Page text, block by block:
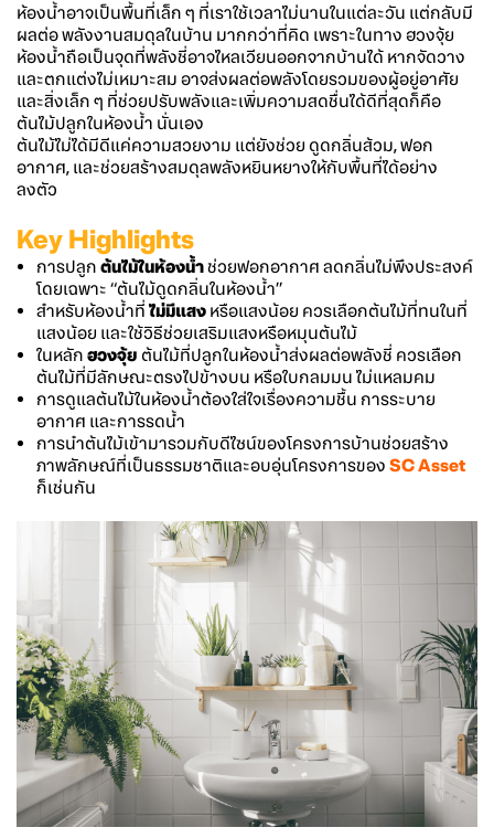
ห้องน้ำอาจเป็นพื้นที่เล็ก ๆ ที่เราใช้เวลาไม่นานในแต่ละวัน แต่กลับมี
ผลต่อ พลังงานสมดุลในบ้าน มากกว่าที่คิด เพราะในทาง ฮวงจุ้ย
ห้องน้ำถือเป็นจุดที่พลังชี่อาจไหลเวียนออกจากบ้านได้ หากจัดวาง
และตกแต่งไม่เหมาะสม อาจส่งผลต่อพลังโดยรวมของผู้อยู่อาศัย
และสิ่งเล็ก ๆ ที่ช่วยปรับพลังและเพิ่มความสดชื่นได้ดีที่สุดก็คือ
ต้นไม้ปลูกในห้องน้ำ นั่นเอง
ต้นไม้ไม่ได้มีดีแค่ความสวยงาม แต่ยังช่วย ดูดกลิ่นส้วม, ฟอก
อากาศ, และช่วยสร้างสมดุลพลังหยินหยางให้กับพื้นที่ได้อย่าง
ลงตัว
Key Highlights
การปลูก ต้นไม้ในห้องน้ำช่วยฟอกอากาศ ลดกลิ่นไม่พึงประสงค์
โดยเฉพาะ “ต้นไม้ดูดกลิ่นในห้องน้ำ”
สำหรับห้องน้ำที่ ไม่มีแสง หรือแสงน้อย ควรเลือกต้นไม้ที่ทนในที่
แสงน้อย และใช้วิธีช่วยเสริมแสงหรือหมุนต้นไม้
ในหลัก ฮวงจุ้ย ต้นไม้ที่ปลูกในห้องน้ำส่งผลต่อพลังชี่ ควรเลือก
ต้นไม้ที่มีลักษณะตรงไปข้างบน หรือใบกลมมน ไม่แหลมคม
การดูแลต้นไม้ในห้องน้ำต้องใส่ใจเรื่องความชื้น การระบาย
อากาศ และการรดน้ำ
การนำต้นไม้เข้ามารวมกับดีไซน์ของโครงการบ้านช่วยสร้าง
ภาพลักษณ์ที่เป็นธรรมชาติและอบอุ่นโครงการของ SC Asset
ก็เช่นกัน